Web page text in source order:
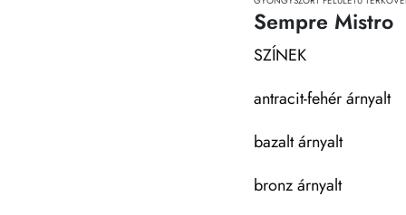
Sempre Mistro
SZÍNEK
antracit-fehér árnyalt
bazalt árnyalt
bronz árnyalt